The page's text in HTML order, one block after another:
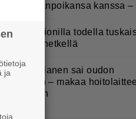
pojanpoikansa kanssa –
Marionilla todella
tällä hetkellä
Kaulanen sai oudon
– makaa
ja